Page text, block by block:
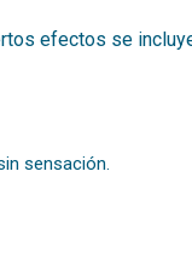
efectos se
sensación.